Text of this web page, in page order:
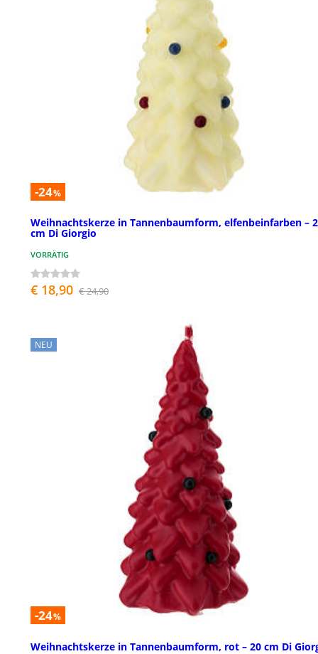
-24%
Weihnachtskerze in Tannenbaumform, elfenbeinfarben –
cm Di Giorgio
VORRÄTIG
€ 18,90 € 24,90
NEU
-24%
Weihnachtskerze in Tannenbaumform, rot – 20 cm Di